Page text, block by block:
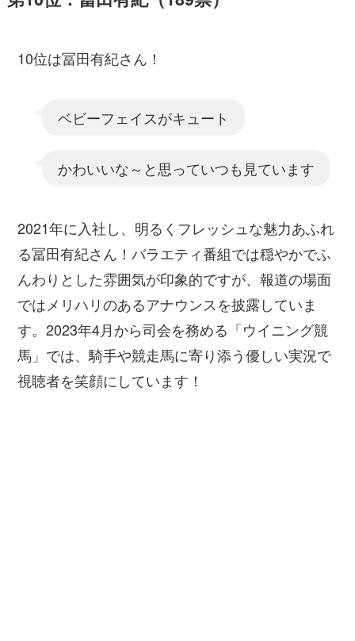
10位は冨田有紀さん！
ベビーフェイスがキュート
かわいいな～と思っていつも見ています
2021年に入社し、明るくフレッシュな魅力あふれ
る冨田有紀さん！バラエティ番組では穏やかでふ
んわりとした雰囲気が印象的ですが、報道の場面
ではメリハリのあるアナウンスを披露していま
す。2023年4月から司会を務める「ウイニング競
馬」では、騎手や競走馬に寄り添う優しい実況で
視聴者を笑顔にしています！